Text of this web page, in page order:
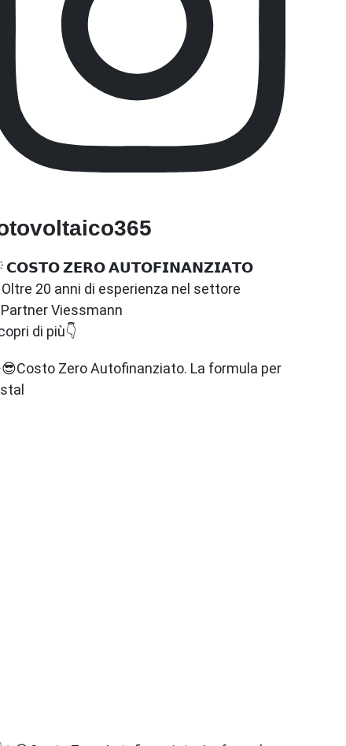
𝗖𝗢𝗦𝗧𝗢 𝗭𝗘𝗥𝗢 𝗔𝗨𝗧𝗢𝗙𝗜𝗡𝗔𝗡𝗭𝗜𝗔𝗧𝗢
Oltre 20 anni di esperienza nel settore
Partner Viessmann
di più👇
Zero Autofinanziato. La formula per